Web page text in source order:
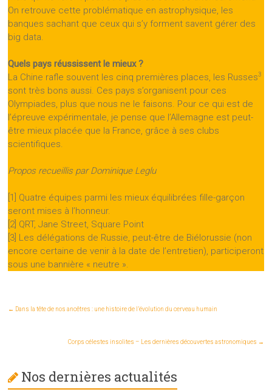
On retrouve cette problématique en astrophysique, les
banques sachant que ceux qui s’y forment savent gérer des
big data.
Quels pays réussissent le mieux ?
La Chine rafle souvent les cinq premières places, les Russes3
sont très bons aussi. Ces pays s’organisent pour ces
Olympiades, plus que nous ne le faisons. Pour ce qui est de
l’épreuve expérimentale, je pense que l’Allemagne est peut-
être mieux placée que la France, grâce à ses clubs
scientifiques.
Propos recueillis par Dominique Leglu
[1] Quatre équipes parmi les mieux équilibrées fille-garçon
seront mises à l’honneur.
[2] QRT, Jane Street, Square Point
[3] Les délégations de Russie, peut-être de Biélorussie (non
encore certaine de venir à la date de l’entretien), participeront
sous une bannière « neutre ».
← Dans la tête de nos ancêtres : une histoire de l’évolution du cerveau humain
Corps célestes insolites – Les dernières découvertes astronomiques →
Nos dernières actualités